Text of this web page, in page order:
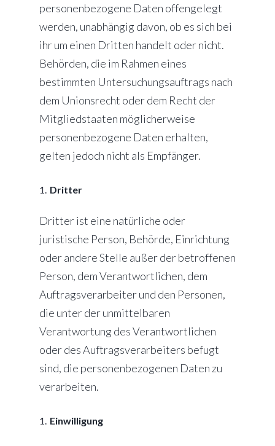
personenbezogene Daten offengelegt
werden, unabhängig davon, ob es sich bei
ihr um einen Dritten handelt oder nicht.
Behörden, die im Rahmen eines
bestimmten Untersuchungsauftrags nach
dem Unionsrecht oder dem Recht der
Mitgliedstaaten möglicherweise
personenbezogene Daten erhalten,
gelten jedoch nicht als Empfänger.
Dritter
Dritter ist eine natürliche oder
juristische Person, Behörde, Einrichtung
oder andere Stelle außer der betroffenen
Person, dem Verantwortlichen, dem
Auftragsverarbeiter und den Personen,
die unter der unmittelbaren
Verantwortung des Verantwortlichen
oder des Auftragsverarbeiters befugt
sind, die personenbezogenen Daten zu
verarbeiten.
Einwilligung